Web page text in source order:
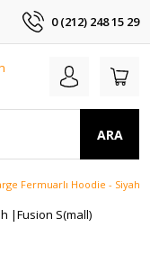
0 (212) 248 15 29
ARA
Fermuarlı Hoodie - Siyah